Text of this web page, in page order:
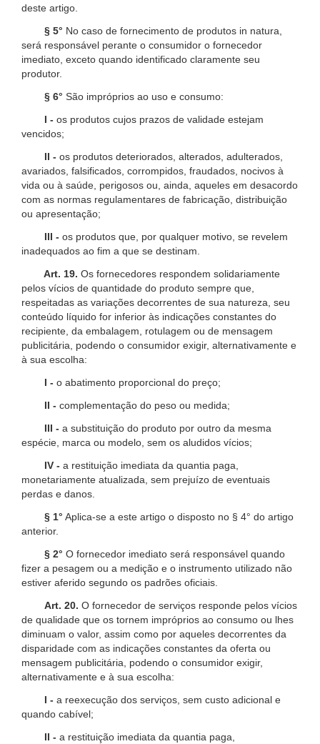
deste artigo.
§ 5° No caso de fornecimento de produtos in natura,
será responsável perante o consumidor o fornecedor
imediato, exceto quando identificado claramente seu
produtor.
§ 6° São impróprios ao uso e consumo:
I - os produtos cujos prazos de validade estejam
vencidos;
II - os produtos deteriorados, alterados, adulterados,
avariados, falsificados, corrompidos, fraudados, nocivos à
vida ou à saúde, perigosos ou, ainda, aqueles em desacordo
com as normas regulamentares de fabricação, distribuição
ou apresentação;
III - os produtos que, por qualquer motivo, se revelem
inadequados ao fim a que se destinam.
Art. 19. Os fornecedores respondem solidariamente
pelos vícios de quantidade do produto sempre que,
respeitadas as variações decorrentes de sua natureza, seu
conteúdo líquido for inferior às indicações constantes do
recipiente, da embalagem, rotulagem ou de mensagem
publicitária, podendo o consumidor exigir, alternativamente e
à sua escolha:
I - o abatimento proporcional do preço;
II - complementação do peso ou medida;
III - a substituição do produto por outro da mesma
espécie, marca ou modelo, sem os aludidos vícios;
IV - a restituição imediata da quantia paga,
monetariamente atualizada, sem prejuízo de eventuais
perdas e danos.
§ 1° Aplica-se a este artigo o disposto no § 4° do artigo
anterior.
§ 2° O fornecedor imediato será responsável quando
fizer a pesagem ou a medição e o instrumento utilizado não
estiver aferido segundo os padrões oficiais.
Art. 20. O fornecedor de serviços responde pelos vícios
de qualidade que os tornem impróprios ao consumo ou lhes
diminuam o valor, assim como por aqueles decorrentes da
disparidade com as indicações constantes da oferta ou
mensagem publicitária, podendo o consumidor exigir,
alternativamente e à sua escolha:
I - a reexecução dos serviços, sem custo adicional e
quando cabível;
II - a restituição imediata da quantia paga,